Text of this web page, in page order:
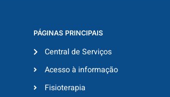
PÁGINAS PRINCIPAIS
Central de Serviços
Acesso à informação
Fisioterapia